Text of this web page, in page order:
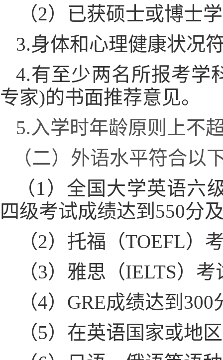
（2）已获硕士或博士
3.身体和心理健康状况
4.有至少两名所报考学
专家)的书面推荐意见。
5. 入学时年龄原则上不
（二）外语水平符合以
（1 ）全国大学英语六
四级考试成绩达到 550分
（2）托福（TOEFL）
（3）雅思（IELTS）考
（4） GRE成绩达到 300
（5）在英语国家或地